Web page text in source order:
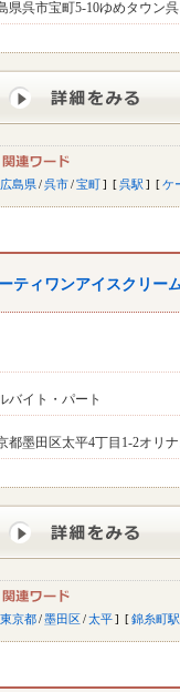
県呉市宝町5-10ゆめタウン
広島県/呉市/宝町 呉駅 ケ
ティワンアイスクリー
バイト・パート
都墨田区太平4丁目1-2オリ
東京都/墨田区/太平 錦糸町駅